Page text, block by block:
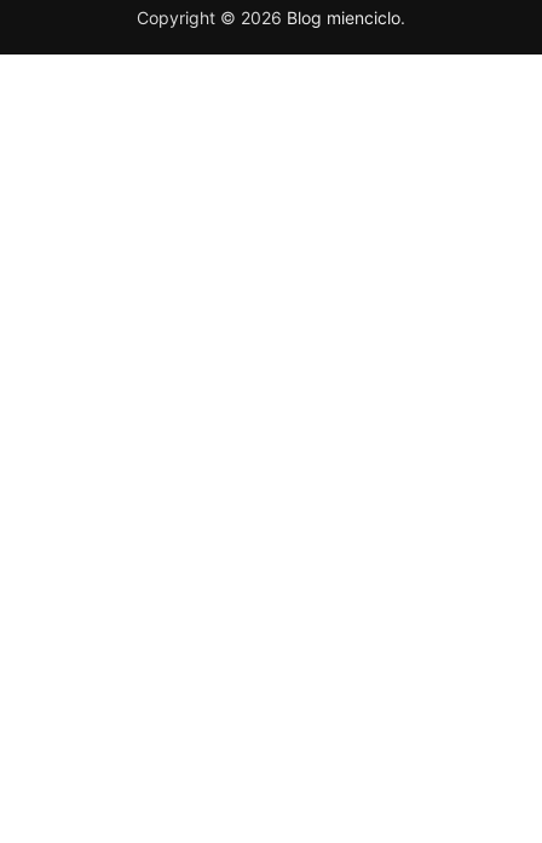
Copyright © 2026 Blog mienciclo.